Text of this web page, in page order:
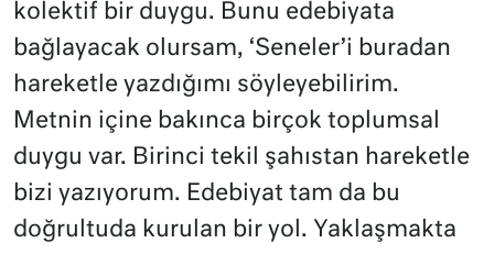
kolektif bir duygu. Bunu edebiyata
bağlayacak olursam, ‘Seneler’i buradan
hareketle yazdığımı söyleyebilirim.
Metnin içine bakınca birçok toplumsal
duygu var. Birinci tekil şahıstan hareketle
bizi yazıyorum. Edebiyat tam da bu
doğrultuda kurulan bir yol. Yaklaşmakta